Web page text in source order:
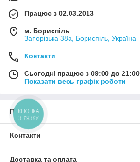
Працює з 02.03.2013
м. Бориспіль
Запорізька 38а, Бориспіль, Україна
Контакти
Сьогодні працює з 09:00 до 21:00
Показати весь графік роботи
Про нас
Контакти
Доставка та оплата
КНОПКА
ЗВ'ЯЗКУ